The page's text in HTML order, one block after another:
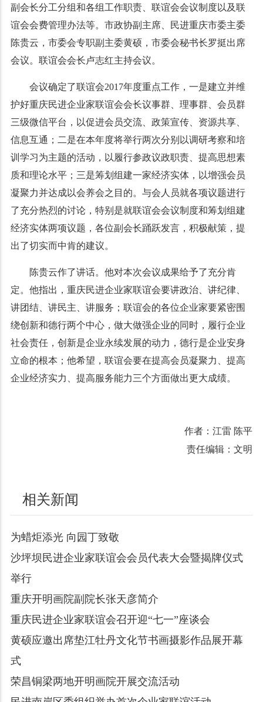
副会长分工分组和各组工作职责、联谊会会议制度以及联
谊会会费管理办法等。市政协副主席、民进重庆市委主委
陈贵云，市委会专职副主委黄硕，市委会秘书长罗挺出席
会议。联谊会会长卢志红主持会议。
会议确定了联谊会2017年度重点工作，一是建立并维
护好重庆民进企业家联谊会会长议事群、理事群、会员群
三级微信平台，以促进会员交流、政策宣传、资源共享、
信息互通；二是在本年度将举行两次分别以调研考察和培
训学习为主题的活动，以履行参政议政职责、提高思想素
质和理论水平；三是筹划组建一家经济实体，以增强会员
凝聚力并达成以会养会之目的。与会人员就各项议题进行
了充分热烈的讨论，特别是就联谊会会议制度和筹划组建
经济实体两项议题，各位副会长踊跃发言，积极献策，提
出了切实而中肯的建议。
陈贵云作了讲话。他对本次会议成果给予了充分肯
定。他指出，重庆民进企业家联谊会要讲政治、讲纪律、
讲团结、讲民主、讲服务；联谊会的各位企业家要紧密围
绕创新和德行两个中心，做大做强企业的同时，履行企业
社会责任，创新是企业永续发展的动力，德行是企业安身
立命的根本；他希望，联谊会要在提高会员凝聚力、提高
企业经济实力、提高服务能力三个方面做出更大成绩。
作者：江雷 陈平
责任编辑：文明
相关新闻
为蜡炬添光 向园丁致敬
沙坪坝民进企业家联谊会会员代表大会暨揭牌仪式
举行
重庆开明画院副院长张天彦简介
重庆民进企业家联谊会召开迎“七一”座谈会
黄硕应邀出席垫江牡丹文化节书画摄影作品展开幕
式
荣昌铜梁两地开明画院开展交流活动